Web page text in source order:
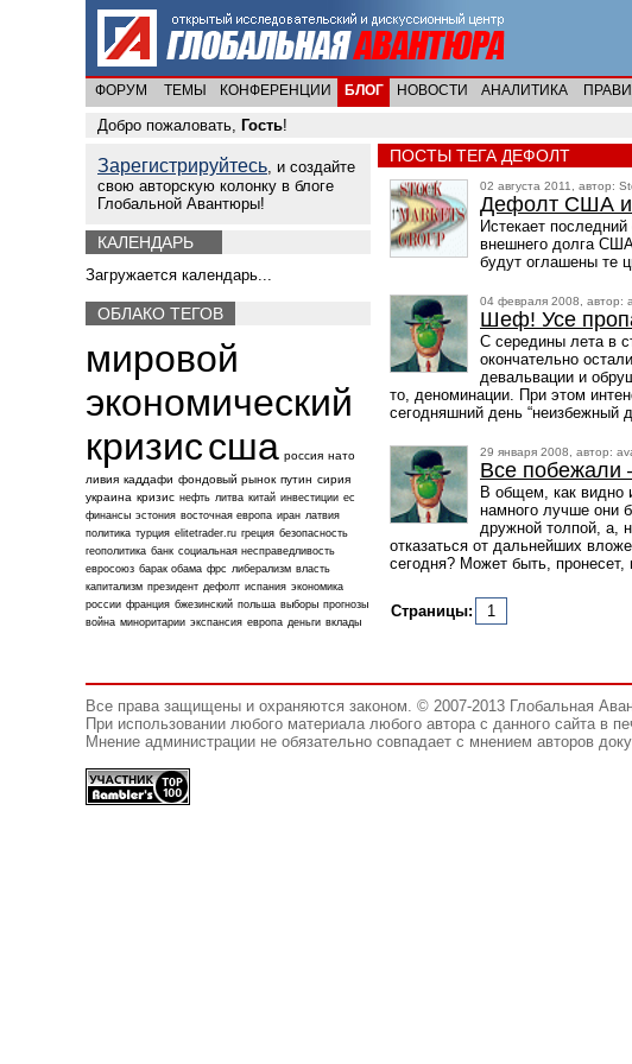
ФОРУМ ТЕМЫ КОНФЕРЕНЦИИ БЛОГ НОВОСТИ АНАЛИТИКА
Добро пожаловать, Гость!
ПОСТЫ ТЕГА ДЕФОЛТ
02 августа 2011, автор:
Дефолт США
Истекает
внешнего долга
будут оглашены те
04 февраля 2008, автор:
Шеф! Усе
С середины лета в
окончательно
девальвации и
то, деноминации. При этом
сегодняшний день “неизбежный
29 января 2008, автор:
Все побежали
В общем, как видно
намного лучше они
дружной толпой, а,
отказаться от дальнейших
сегодня? Может быть,
Страницы: 1
Зарегистрируйтесь, и создайте
свою авторскую колонку в блоге
Глобальной Авантюры!
КАЛЕНДАРЬ
Загружается календарь...
ОБЛАКО ТЕГОВ
мировой
экономический
кризиссша россия нато
ливия каддафи фондовый рынок путин сирия
украина кризис нефть литва китай инвестиции ес
финансы эстония восточная европа иран латвия
политика турция elitetrader.ru греция безопасность
геополитика банк социальная несправедливость
евросоюз барак обама фрс либерализм власть
капитализм президент дефолт испания экономика
россии франция бжезинский польша выборы прогнозы
война миноритарии экспансия европа деньги вклады
Все права защищены и охраняются законом. © 2007-2013 Глобальная
При использовании любого материала любого автора с данного сайта в
Мнение администрации не обязательно совпадает с мнением авторов